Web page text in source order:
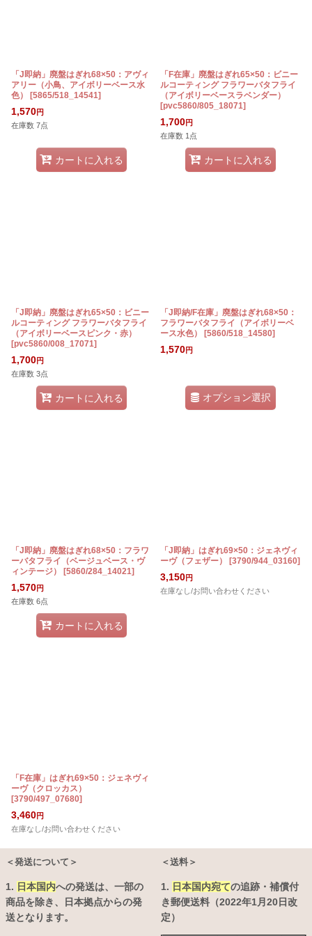
「J即納」廃盤はぎれ68×50：アヴィ
アリー（小鳥、アイボリーベース水
色）
[5865/518_14541]
1,570円
在庫数 7点
カートに入れる
「F在庫」廃盤はぎれ65×50：ビニー
ルコーティング フラワーバタフライ
（アイボリーベースラベンダー）
[pvc5860/805_18071]
1,700円
在庫数 1点
カートに入れる
「J即納」廃盤はぎれ65×50：ビニー
ルコーティング フラワーバタフライ
（アイボリーベースピンク・赤）
[pvc5860/008_17071]
1,700円
在庫数 3点
カートに入れる
「J即納/F在庫」廃盤はぎれ68×50：
フラワーバタフライ（アイボリーベ
ース水色）
[5860/518_14580]
1,570円
オプション選択
「J即納」廃盤はぎれ68×50：フラワ
ーバタフライ（ベージュベース・ヴ
ィンテージ）
[5860/284_14021]
1,570円
在庫数 6点
カートに入れる
「J即納」はぎれ69×50：ジェネヴィ
ーヴ（フェザー）
[3790/944_03160]
3,150円
在庫なし/お問い合わせください
「F在庫」はぎれ69×50：ジェネヴィ
ーヴ（クロッカス）
[3790/497_07680]
3,460円
在庫なし/お問い合わせください
＜発送について＞
1. 日本国内への発送は、 一部の
商品を除き、日本拠点からの発
送となります。
＜送料＞
1. 日本国内宛ての追跡・補償付
き郵便送料（2022年1月20日改
定）